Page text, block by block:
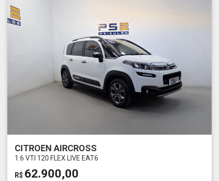
CITROEN AIRCROSS
1.6 VTI 120 FLEX LIVE EAT6
R$ 62.900,00